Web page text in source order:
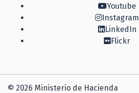
Youtube
Instagram
LinkedIn
Flickr
© 2026 Ministerio de Hacienda